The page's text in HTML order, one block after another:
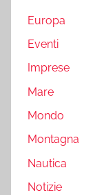
Europa
Eventi
Imprese
Mare
Mondo
Montagna
Nautica
Notizie